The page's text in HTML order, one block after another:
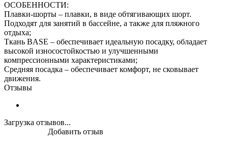
ОСОБЕННОСТИ:
Плавки-шорты – плавки, в виде обтягивающих шорт.
Подходят для занятий в бассейне, а также для пляжного
отдыха;
Ткань BASE – обеспечивает идеальную посадку, обладает
высокой износостойкостью и улучшенными
компрессионными характеристиками;
Средняя посадка – обеспечивает комфорт, не сковывает
движения.
Отзывы
Загрузка отзывов...
Добавить отзыв